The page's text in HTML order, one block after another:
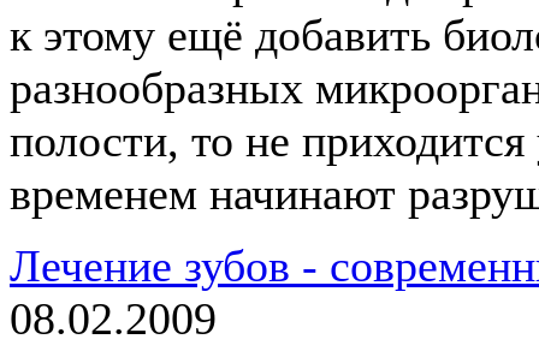
к этому ещё добавить
разнообразных
полости, то не
временем начинают
Лечение зубов -
08.02.2009